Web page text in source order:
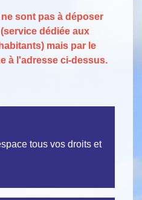
sont pas à déposer
dédiée aux
mais par le
à l'adresse ci-dessus.
tous vos droits et